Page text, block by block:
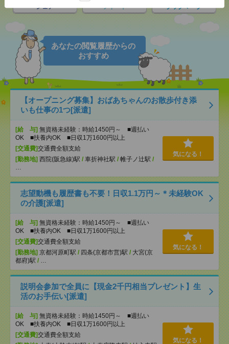
シェア ツイート ブックマーク
あなたの閲覧履歴からの
おすすめ
【オープニング募集】おばあちゃんのお散歩付き添
いも仕事の1つ[派遣]
[給 与] 無資格未経験：時給1450円～ ■週払い
OK ■扶養内OK ■日収1万1600円以上
[交通費]交通費全額支給
[勤務地] 西院(阪急線)駅 / 車折神社駅 / 帷子ノ辻駅 /
…
気になる！
志望動機も履歴書も不要！日収1.1万円～＊未経験OK
の介護[派遣]
[給 与] 無資格未経験：時給1450円～ ■週払い
OK ■扶養内OK ■日収1万1600円以上
[交通費]交通費全額支給
[勤務地] 京都河原町駅 / 四条(京都市営)駅 / 大宮(京
都府)駅 / …
気になる！
説明会参加で全員に【現金2千円相当プレゼント】生
活のお手伝い[派遣]
[給 与] 無資格未経験：時給1450円～ ■週払い
OK ■扶養内OK ■日収1万1600円以上
[交通費]交通費全額支給
気になる！